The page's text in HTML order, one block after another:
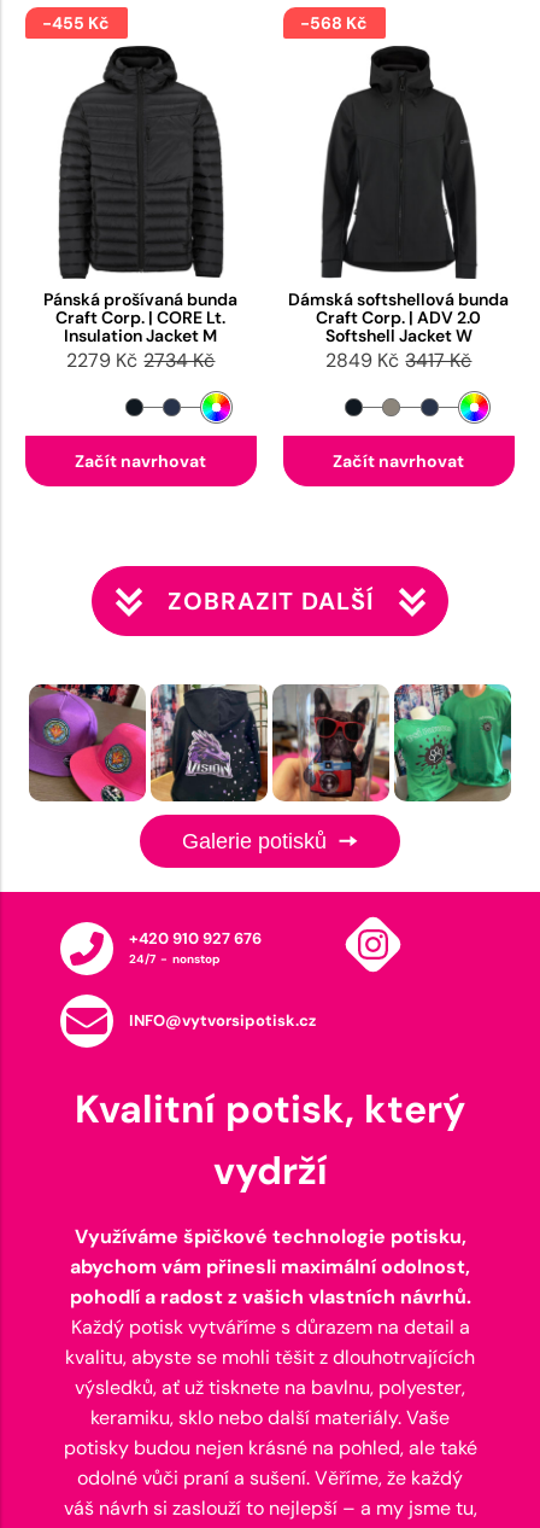
-455 Kč
Pánská prošívaná bunda
Craft Corp. | CORE Lt.
Insulation Jacket M
2279 Kč 2734 Kč
Začít navrhovat
-568 Kč
Dámská softshellová bunda
Craft Corp. | ADV 2.0
Softshell Jacket W
2849 Kč 3417 Kč
Začít navrhovat
ZOBRAZIT DALŠÍ
Galerie potisků
+420 910 927 676
24/7 - nonstop
INFO@vytvorsipotisk.cz
Kvalitní potisk, který
vydrží
Využíváme špičkové technologie potisku,
abychom vám přinesli maximální odolnost,
pohodlí a radost z vašich vlastních návrhů.
Každý potisk vytváříme s důrazem na detail a
kvalitu, abyste se mohli těšit z dlouhotrvajících
výsledků, ať už tisknete na bavlnu, polyester,
keramiku, sklo nebo další materiály. Vaše
potisky budou nejen krásné na pohled, ale také
odolné vůči praní a sušení. Věříme, že každý
váš návrh si zaslouží to nejlepší – a my jsme tu,